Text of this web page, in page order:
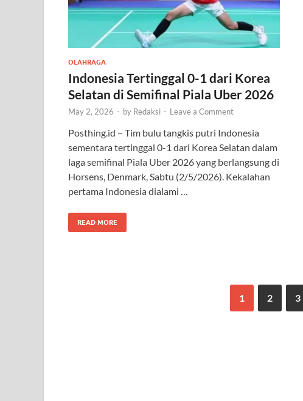
OLAHRAGA
Indonesia Tertinggal 0-1 dari Korea
Selatan di Semifinal Piala Uber 2026
May 2, 2026 - by Redaksi - Leave a Comment
Posthing.id – Tim bulu tangkis putri Indonesia
sementara tertinggal 0-1 dari Korea Selatan dalam
laga semifinal Piala Uber 2026 yang berlangsung di
Horsens, Denmark, Sabtu (2/5/2026). Kekalahan
pertama Indonesia dialami …
READ MORE
1 2 3